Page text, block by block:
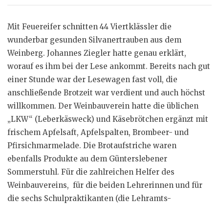
Mit Feuereifer schnitten 44 Viertklässler die
wunderbar gesunden Silvanertrauben aus dem
Weinberg. Johannes Ziegler hatte genau erklärt,
worauf es ihm bei der Lese ankommt. Bereits nach gut
einer Stunde war der Lesewagen fast voll, die
anschließende Brotzeit war verdient und auch höchst
willkommen. Der Weinbauverein hatte die üblichen
„LKW“ (Leberkäsweck) und Käsebrötchen ergänzt mit
frischem Apfelsaft, Apfelspalten, Brombeer- und
Pfirsichmarmelade. Die Brotaufstriche waren
ebenfalls Produkte au dem Günterslebener
Sommerstuhl. Für die zahlreichen Helfer des
Weinbauvereins, für die beiden Lehrerinnen und für
die sechs Schulpraktikanten (die Lehramts-